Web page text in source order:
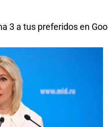
3 a tus preferidos en